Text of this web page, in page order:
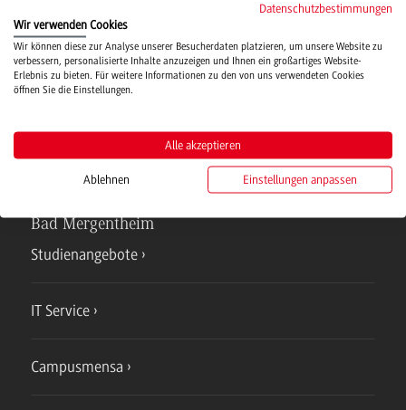
Hochschulsport
Verwaltung
Bad Mergentheim
Studienangebote
IT Service
Campusmensa
Datenschutzbestimmungen
Wir verwenden Cookies
Wir können diese zur Analyse unserer Besucherdaten platzieren, um unsere Website zu
verbessern, personalisierte Inhalte anzuzeigen und Ihnen ein großartiges Website-
Erlebnis zu bieten. Für weitere Informationen zu den von uns verwendeten Cookies
öffnen Sie die Einstellungen.
Alle akzeptieren
Ablehnen Einstellungen anpassen